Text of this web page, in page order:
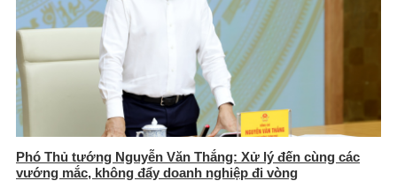
Phó Thủ tướng Nguyễn Văn Thắng: Xử lý đến cùng các
vướng mắc, không đẩy doanh nghiệp đi vòng